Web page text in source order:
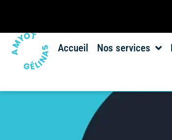
Accueil Nos services